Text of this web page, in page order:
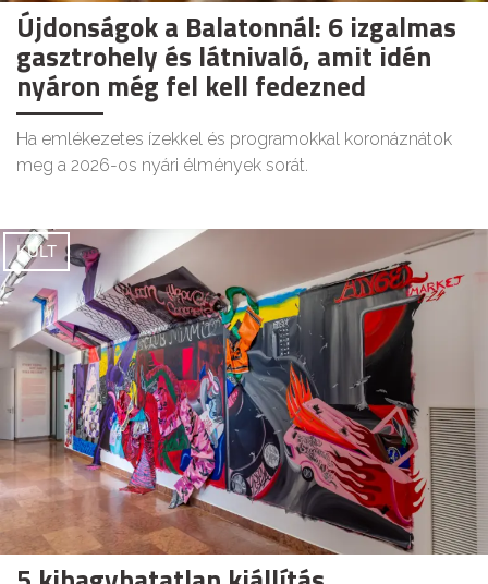
Újdonságok a Balatonnál: 6 izgalmas
gasztrohely és látnivaló, amit idén
nyáron még fel kell fedezned
Ha emlékezetes ízekkel és programokkal koronáznátok
meg a 2026-os nyári élmények sorát.
KULT